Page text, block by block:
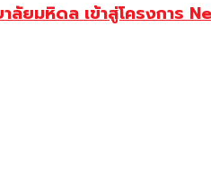
ยมหิดล เข้าสู่โครงการ